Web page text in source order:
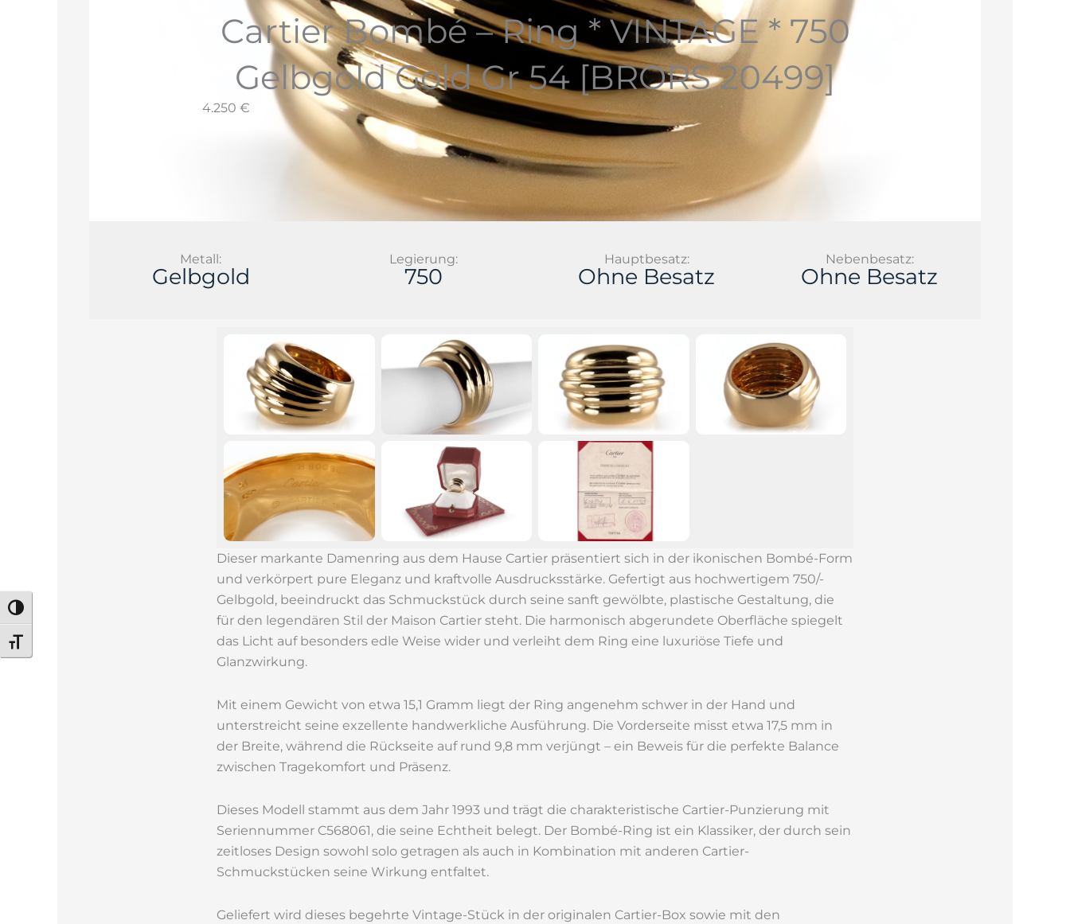
Umschalten auf hohe Kontraste
Schrift vergrößern
Cartier Bombé – Ring * VINTAGE * 750
Gelbgold Gold Gr 54 [BRORS 20499]
4.250 €
Metall:
Gelbgold
Legierung:
750
Hauptbesatz:
Ohne Besatz
Nebenbesatz:
Ohne Besatz
Dieser markante Damenring aus dem Hause Cartier präsentiert sich in der ikonischen Bombé-Form
und verkörpert pure Eleganz und kraftvolle Ausdrucksstärke. Gefertigt aus hochwertigem 750/-
Gelbgold, beeindruckt das Schmuckstück durch seine sanft gewölbte, plastische Gestaltung, die
für den legendären Stil der Maison Cartier steht. Die harmonisch abgerundete Oberfläche spiegelt
das Licht auf besonders edle Weise wider und verleiht dem Ring eine luxuriöse Tiefe und
Glanzwirkung.
Mit einem Gewicht von etwa 15,1 Gramm liegt der Ring angenehm schwer in der Hand und
unterstreicht seine exzellente handwerkliche Ausführung. Die Vorderseite misst etwa 17,5 mm in
der Breite, während die Rückseite auf rund 9,8 mm verjüngt – ein Beweis für die perfekte Balance
zwischen Tragekomfort und Präsenz.
Dieses Modell stammt aus dem Jahr 1993 und trägt die charakteristische Cartier-Punzierung mit
Seriennummer C568061, die seine Echtheit belegt. Der Bombé-Ring ist ein Klassiker, der durch sein
zeitloses Design sowohl solo getragen als auch in Kombination mit anderen Cartier-
Schmuckstücken seine Wirkung entfaltet.
Geliefert wird dieses begehrte Vintage-Stück in der originalen Cartier-Box sowie mit den